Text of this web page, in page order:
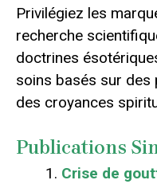
Privilégiez les
recherche
doctrines
soins basés sur des
des croyances
Publications
Crise de